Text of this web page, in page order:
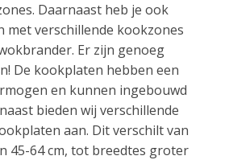
Daarnaast heb je ook
met verschillende kookzones
Er zijn genoeg
De kookplaten hebben een
en kunnen ingebouwd
bieden wij verschillende
aan. Dit verschilt van
45-64 cm, tot breedtes groter